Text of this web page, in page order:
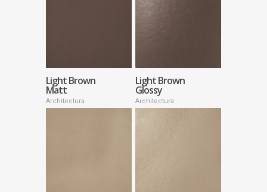
Light Brown
Matt
Architectura
Light Brown
Glossy
Architectura